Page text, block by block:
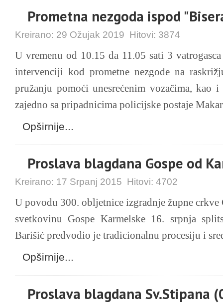
Prometna nezgoda ispod
Kreirano: 29 Ožujak 2019 Hitovi: 3874
U vremenu od 10.15 da 11.05 sati 3
intervenciji kod prometne nezgode na
pružanju pomoći unesrećenim vozačima, kao
zajedno sa pripadnicima policijske postaje
Opširnije...
Proslava blagdana Gospe od
Kreirano: 17 Srpanj 2015 Hitovi: 4702
U povodu 300. obljetnice izgradnje župne crkve
svetkovinu Gospe Karmelske 16. srpnja
Barišić predvodio je tradicionalnu procesiju i
Opširnije...
Proslava blagdana Sv.Stipana